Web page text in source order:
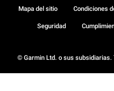
© Garmin Ltd. o sus
Mapa del sitio Condiciones
Seguridad